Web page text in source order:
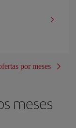
por meses
meses